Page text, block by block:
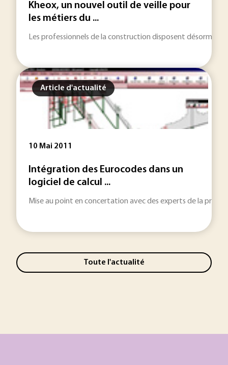
Kheox, un nouvel outil de veille pour
les métiers du ...
Les professionnels de la construction disposent
Article d'actualité
10 Mai 2011
Intégration des Eurocodes dans un
logiciel de calcul ...
Mise au point en concertation avec des experts de la
Toute l'actualité